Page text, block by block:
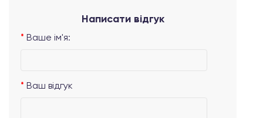
Написати відгук
Ваше ім'я:
Ваш відгук